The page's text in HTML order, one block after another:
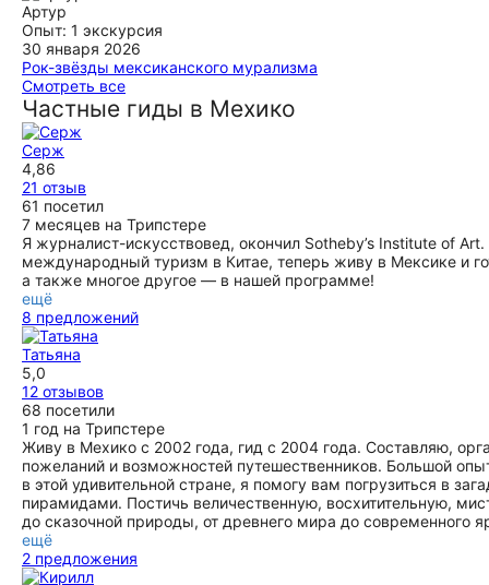
судьбой. Экскурсия про ее жизнь и творчество просто
подарок. Серж будто оживил дом семьи Кало в экскурсии.
Мы услышали голос Фриды, посмотрели документальные
видео с ней, фотографии, дневники. Даже посмотрели её
гардероб! Потом поехали смотреть картины художницы.
Сейчас проходит временная выставка, поэтому очень
повезло увидеть незнакомые работы. Серж рассказал про
каждую картину. Там же были работы мужа Фриды -
Диего Риверы. Будете в Мехико - обязательно берите эту
экскурсию, это погружение и в искусство, и в дух страны.
И гид замечательный.
ещё
Артур
Опыт: 1 экскурсия
30 января 2026
Рок-звёзды мексиканского мурализма
Нам все понравилось, мы не думали, что будет так
увлекательно! Мексика очень красочная страна. Сергей
много знает и интересно рассказывает о Мексике и
Мехико-сити.
ещё
Смотреть все
Частные гиды в Мехико
Серж
4,86
21 отзыв
61 посетил
7 месяцев на Трипстере
Я журналист-искусствовед, окончил Sotheby’s Institute of
международный туризм в Китае, теперь живу в Мексике и
а также многое другое — в нашей программе!
ещё
8 предложений
Татьяна
5,0
12 отзывов
68 посетили
1 год на Трипстере
Живу в Мехико с 2002 года, гид с 2004 года. Составляю,
пожеланий и возможностей путешественников. Большой
в этой удивительной стране, я помогу вам погрузиться в
пирамидами. Постичь величественную, восхитительную,
до сказочной природы, от древнего мира до современного
ещё
2 предложения